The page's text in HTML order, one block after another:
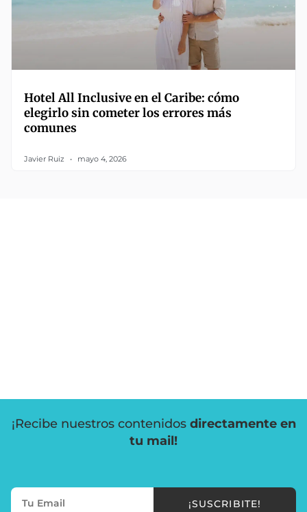
Hotel All Inclusive en el Caribe: cómo
elegirlo sin cometer los errores más
comunes
Javier Ruiz mayo 4, 2026
¡Recibe nuestros contenidos directamente en
tu mail!
¡SUSCRIBITE!